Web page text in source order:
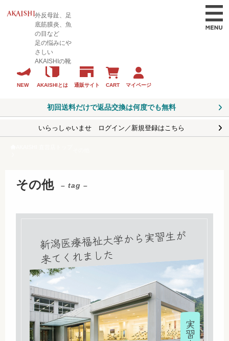
外反母趾、足
底筋膜炎、魚
の目など
足の悩みにや
さしい
AKAISHIの靴
NEW AKAISHIとは 通販サイト CART マイページ
初回送料だけで返品交換は何度でも無料
いらっしゃいませ ログイン／新規登録はこちら
その他 – tag –